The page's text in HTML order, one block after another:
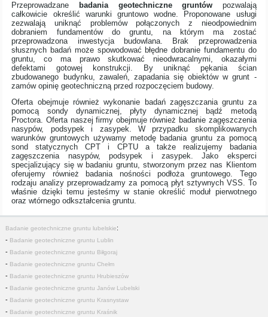
Przeprowadzane badania geotechniczne gruntów pozwalają
całkowicie określić warunki gruntowo wodne. Proponowane usługi
zezwalają uniknąć problemów połączonych z nieodpowiednim
dobraniem fundamentów do gruntu, na którym ma zostać
przeprowadzona inwestycja budowlana. Brak przeprowadzenia
słusznych badań może spowodować błędne dobranie fundamentu do
gruntu, co ma prawo skutkować nieodwracalnymi, okazałymi
defektami gotowej konstrukcji. By uniknąć pękania ścian
zbudowanego budynku, zawaleń, zapadania się obiektów w grunt -
zamów opinię geotechniczną przed rozpoczęciem budowy.
Oferta obejmuje również wykonanie badań zagęszczania gruntu za
pomocą sondy dynamicznej, płyty dynamicznej bądź metodą
Proctora. Oferta naszej firmy obejmuje również badanie zagęszczenia
nasypów, podsypek i zasypek. W przypadku skomplikowanych
warunków gruntowych używamy metodę badania gruntu za pomocą
sond statycznych CPT i CPTU a także realizujemy badania
zagęszczenia nasypów, podsypek i zasypek. Jako eksperci
specjalizujący się w badaniu gruntu, stworzonym przez nas Klientom
oferujemy również badania nośności podłoża gruntowego. Tego
rodzaju analizy przeprowadzamy za pomocą płyt sztywnych VSS. To
właśnie dzięki temu jesteśmy w stanie określić moduł pierwotnego
oraz wtórnego odkształcenia gruntu.
Badanie geotechniczne gruntu lubelskie:
- Badanie geotechniczne gruntu Lublin
- Badanie geotechniczne gruntu Biłgoraj
- Badanie geotechniczne gruntu Chełm
- Badanie geotechniczne gruntu Hrubieszów
- Badanie geotechniczne gruntu Janów Lubelski
- Badanie geotechniczne gruntu Krasnystaw
- Badanie geotechniczne gruntu Kraśnik